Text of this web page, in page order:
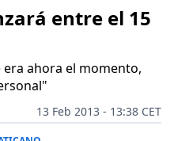
entre el 15
ahora el momento,
13 Feb 2013 - 13:38 CET